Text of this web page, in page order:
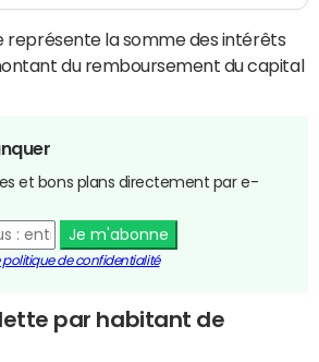
représente la somme des intérêts
du remboursement du capital
et bons plans directement par e-
Je m'abonne
politique de confidentialité
par habitant de